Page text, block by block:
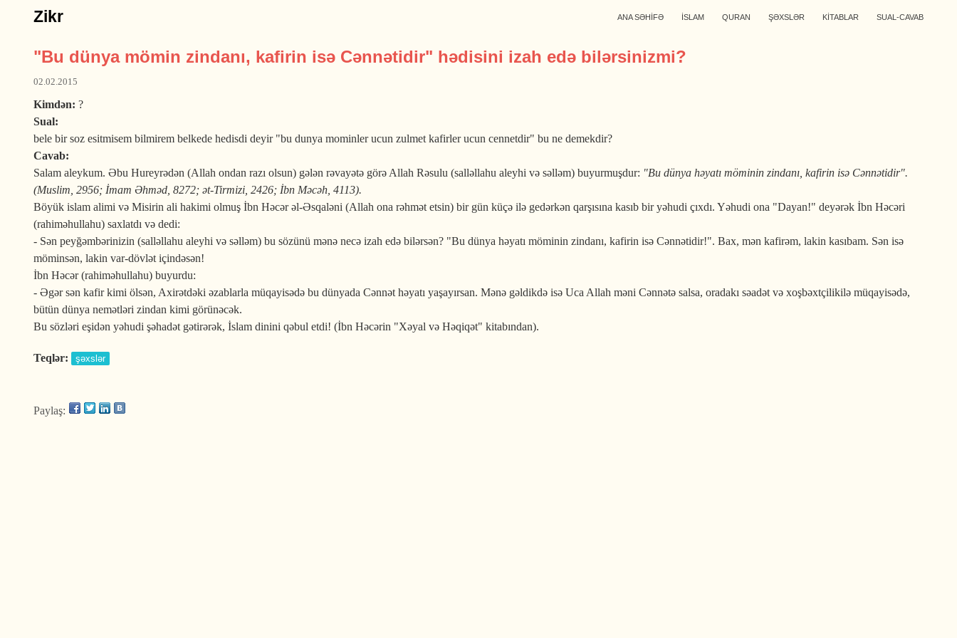
Zikr ANA SƏHİFƏ İSLAM QURAN ŞƏXSLƏR KİTABLAR SUAL-CAVAB
"Bu dünya mömin zindanı, kafirin isə Cənnətidir" hədisini izah edə bilərsinizmi?
02.02.2015
Kimdən: ?
Sual:
bele bir soz esitmisem bilmirem belkede hedisdi deyir "bu dunya mominler ucun zulmet kafirler ucun cennetdir" bu ne demekdir?
Cavab:
Salam aleykum. Əbu Hureyrədən (Allah ondan razı olsun) gələn rəvayətə görə Allah Rəsulu (salləllahu aleyhi və səlləm) buyurmuşdur: "Bu dünya həyatı möminin zindanı, kafirin isə Cənnətidir".
(Muslim, 2956; İmam Əhməd, 8272; ət-Tirmizi, 2426; İbn Məcəh, 4113).
Böyük islam alimi və Misirin ali hakimi olmuş İbn Həcər əl-Əsqaləni (Allah ona rəhmət etsin) bir gün küçə ilə gedərkən qarşısına kasıb bir yəhudi çıxdı. Yəhudi ona "Dayan!" deyərək İbn Həcəri
(rahiməhullahu) saxlatdı və dedi:
- Sən peyğəmbərinizin (salləllahu aleyhi və səlləm) bu sözünü mənə necə izah edə bilərsən? "Bu dünya həyatı möminin zindanı, kafirin isə Cənnətidir!". Bax, mən kafirəm, lakin kasıbam. Sən isə
möminsən, lakin var-dövlət içindəsən!
İbn Həcər (rahiməhullahu) buyurdu:
- Əgər sən kafir kimi ölsən, Axirətdəki əzablarla müqayisədə bu dünyada Cənnət həyatı yaşayırsan. Mənə gəldikdə isə Uca Allah məni Cənnətə salsa, oradakı səadət və xoşbəxtçilikilə müqayisədə,
bütün dünya nemətləri zindan kimi görünəcək.
Bu sözləri eşidən yəhudi şəhadət gətirərək, İslam dinini qəbul etdi! (İbn Həcərin "Xəyal və Həqiqət" kitabından).
Teqlər: şəxslər
Paylaş: